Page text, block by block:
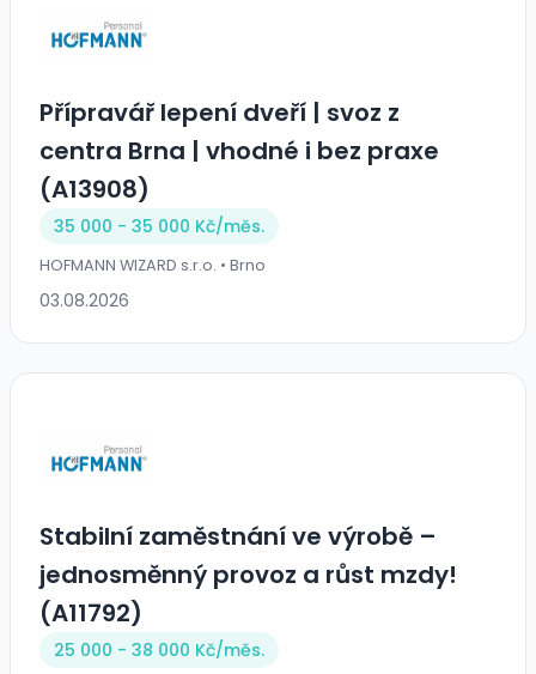
Přípravář lepení dveří | svoz z
centra Brna | vhodné i bez praxe
(A13908)
35 000 - 35 000 Kč/měs.
HOFMANN WIZARD s.r.o. • Brno
03.08.2026
Stabilní zaměstnání ve výrobě –
jednosměnný provoz a růst mzdy!
(A11792)
25 000 - 38 000 Kč/měs.